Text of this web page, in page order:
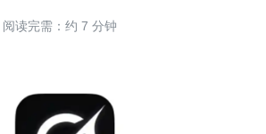
阅读完需：约 7 分钟